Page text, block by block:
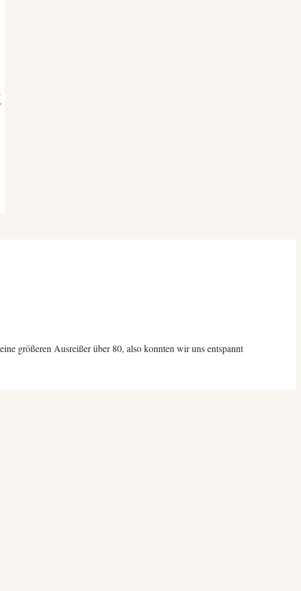
größeren Ausreißer über 80, also konnten wir uns entspannt